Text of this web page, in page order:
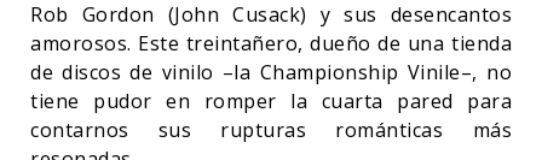
Rob Gordon (John Cusack) y sus desencantos
amorosos. Este treintañero, dueño de una tienda
de discos de vinilo –la Championship Vinile–, no
tiene pudor en romper la cuarta pared para
contarnos sus rupturas románticas más